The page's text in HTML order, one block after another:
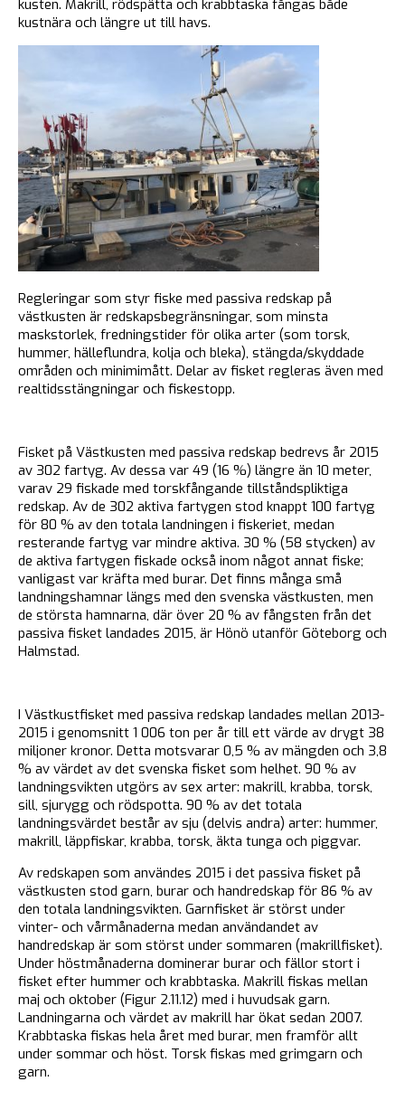
kusten. Makrill, rödspätta och krabbtaska fångas både
kustnära och längre ut till havs.
Regleringar som styr fiske med passiva redskap på
västkusten är redskapsbegränsningar, som minsta
maskstorlek, fredningstider för olika arter (som torsk,
hummer, hälleflundra, kolja och bleka), stängda/skyddade
områden och minimimått. Delar av fisket regleras även med
realtidsstängningar och fiskestopp.
Fisket på Västkusten med passiva redskap bedrevs år 2015
av 302 fartyg. Av dessa var 49 (16 %) längre än 10 meter,
varav 29 fiskade med torskfångande tillståndspliktiga
redskap. Av de 302 aktiva fartygen stod knappt 100 fartyg
för 80 % av den totala landningen i fiskeriet, medan
resterande fartyg var mindre aktiva. 30 % (58 stycken) av
de aktiva fartygen fiskade också inom något annat fiske;
vanligast var kräfta med burar. Det finns många små
landningshamnar längs med den svenska västkusten, men
de största hamnarna, där över 20 % av fångsten från det
passiva fisket landades 2015, är Hönö utanför Göteborg och
Halmstad.
I Västkustfisket med passiva redskap landades mellan 2013-
2015 i genomsnitt 1 006 ton per år till ett värde av drygt 38
miljoner kronor. Detta motsvarar 0,5 % av mängden och 3,8
% av värdet av det svenska fisket som helhet. 90 % av
landningsvikten utgörs av sex arter: makrill, krabba, torsk,
sill, sjurygg och rödspotta. 90 % av det totala
landningsvärdet består av sju (delvis andra) arter: hummer,
makrill, läppfiskar, krabba, torsk, äkta tunga och piggvar.
Av redskapen som användes 2015 i det passiva fisket på
västkusten stod garn, burar och handredskap för 86 % av
den totala landningsvikten. Garnfisket är störst under
vinter- och vårmånaderna medan användandet av
handredskap är som störst under sommaren (makrillfisket).
Under höstmånaderna dominerar burar och fällor stort i
fisket efter hummer och krabbtaska. Makrill fiskas mellan
maj och oktober (Figur 2.11.12) med i huvudsak garn.
Landningarna och värdet av makrill har ökat sedan 2007.
Krabbtaska fiskas hela året med burar, men framför allt
under sommar och höst. Torsk fiskas med grimgarn och
garn.